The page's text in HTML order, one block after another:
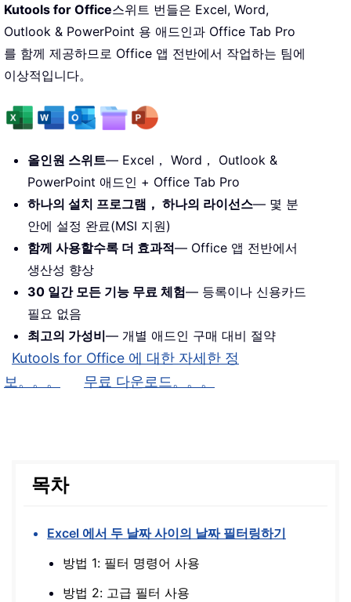
Kutools for Office스위트 번들은 Excel, Word,
Outlook & PowerPoint 용 애드인과 Office Tab Pro
를 함께 제공하므로 Office 앱 전반에서 작업하는 팀에
이상적입니다。
올인원 스위트— Excel， Word， Outlook &
PowerPoint 애드인 + Office Tab Pro
하나의 설치 프로그램， 하나의 라이선스— 몇 분
안에 설정 완료(MSI 지원)
함께 사용할수록 더 효과적— Office 앱 전반에서
생산성 향상
30 일간 모든 기능 무료 체험— 등록이나 신용카드
필요 없음
최고의 가성비— 개별 애드인 구매 대비 절약
Kutools for Office 에 대한 자세한 정
보。。。
무료 다운로드。。。
목차
Excel 에서 두 날짜 사이의 날짜 필터링하기
방법 1: 필터 명령어 사용
방법 2: 고급 필터 사용